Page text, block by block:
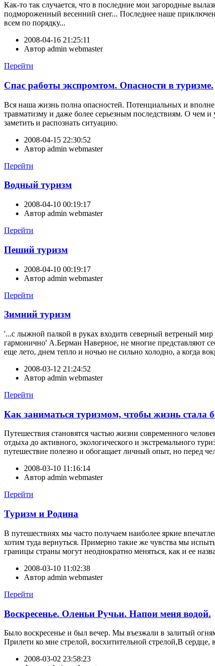
Как-то так случается, что в последние мои загородные
подмороженный весенний снег... Последнее наше
всем по порядку...
2008-04-16 21:25:11
Автор admin webmaster
Перейти
Спас работы экспромтом. Опасности в туризме.
Вся наша жизнь полна опасностей. Потенциальных и вполне
травматизму и даже более серьезным последствиям. О чем
заметить и распознать ситуацию.
2008-04-15 22:30:52
Автор admin webmaster
Перейти
Водный туризм
2008-04-10 00:19:17
Автор admin webmaster
Перейти
Пеший туризм
2008-04-10 00:19:17
Автор admin webmaster
Перейти
Зимний туризм
'...с лыжной палкой в руках входитв северный ветреный
гармонично' А.Берман Наверное, не многие представляют
еще лето, днем тепло и ночью не сильно холодно, а когда
2008-03-12 21:24:52
Автор admin webmaster
Перейти
Как заниматься туризмом, чтобы жизнь стала
Путешествия становятся частью жизни современного
отдыха до активного, экологического и экстремального
путешествие полезно и обогащает личный опыт, но перед
2008-03-10 11:16:14
Автор admin webmaster
Перейти
Туризм и Родина
В путешествиях мы часто получаем наиболее яркие
хотим туда вернуться. Примерно такие же чувства мы
границы страны могут неоднократно меняться, как и ее
2008-03-10 11:02:38
Автор admin webmaster
Перейти
Воскресенье. Оленьи Ручьи. Напои меня водой.
Было воскресенье и был вечер. Мы въезжали в залитый
Прилети ко мне стрелой, восхитительной стрелой,В сердце,
2008-03-02 23:58:23